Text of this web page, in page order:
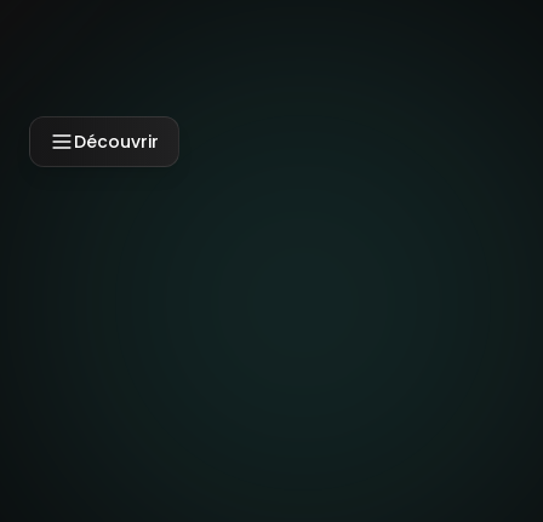
Découvrir